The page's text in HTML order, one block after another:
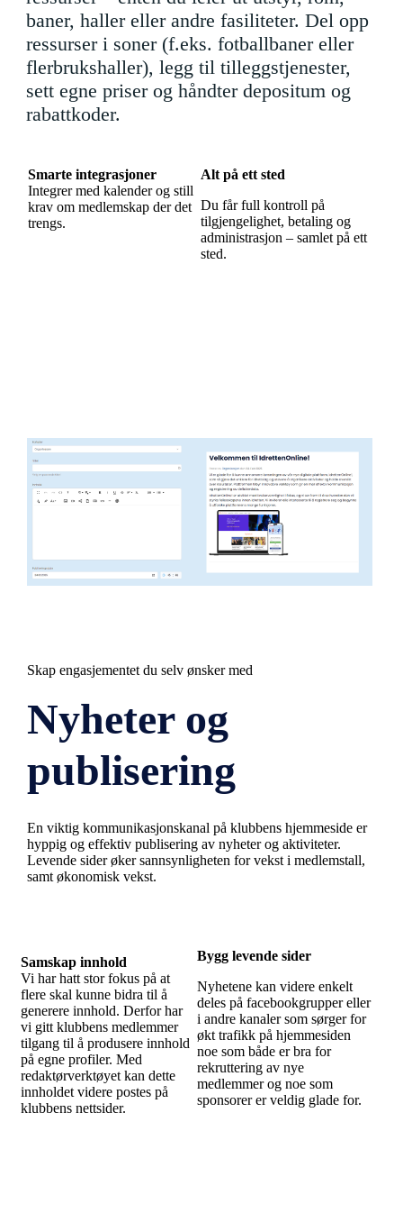
baner, haller eller andre fasiliteter. Del opp
ressurser i soner (f.eks. fotballbaner eller
flerbrukshaller), legg til tilleggstjenester,
sett egne priser og håndter depositum og
rabattkoder.
Smarte integrasjoner
Integrer med kalender og still
krav om medlemskap der det
trengs.
Alt på ett sted
Du får full kontroll på
tilgjengelighet, betaling og
administrasjon – samlet på ett
sted.
Skap engasjementet du selv ønsker med
Nyheter og
publisering
En viktig kommunikasjonskanal på klubbens hjemmeside er
hyppig og effektiv publisering av nyheter og aktiviteter.
Levende sider øker sannsynligheten for vekst i medlemstall,
samt økonomisk vekst.
Samskap innhold
Vi har hatt stor fokus på at
flere skal kunne bidra til å
generere innhold. Derfor har
vi gitt klubbens medlemmer
tilgang til å produsere innhold
på egne profiler. Med
redaktørverktøyet kan dette
innholdet videre postes på
klubbens nettsider.
Bygg levende sider
Nyhetene kan videre enkelt
deles på facebookgrupper eller
i andre kanaler som sørger for
økt trafikk på hjemmesiden
noe som både er bra for
rekruttering av nye
medlemmer og noe som
sponsorer er veldig glade for.